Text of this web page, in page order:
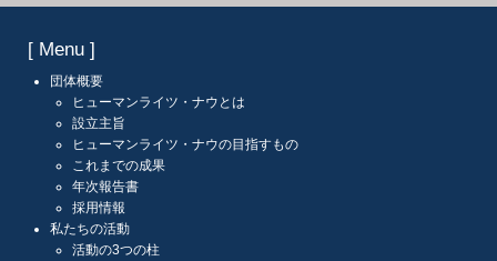
[ Menu ]
団体概要
ヒューマンライツ・ナウとは
設立主旨
ヒューマンライツ・ナウの目指すもの
これまでの成果
年次報告書
採用情報
私たちの活動
活動の3つの柱